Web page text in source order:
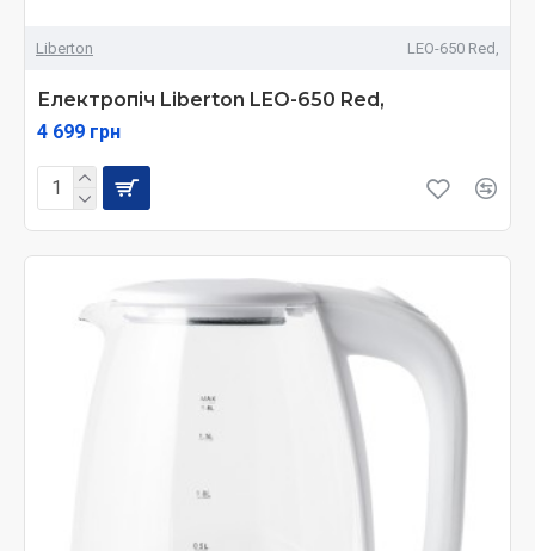
Liberton LEO-650 Red,
Електропіч Liberton LEO-650 Red,
4 699 грн